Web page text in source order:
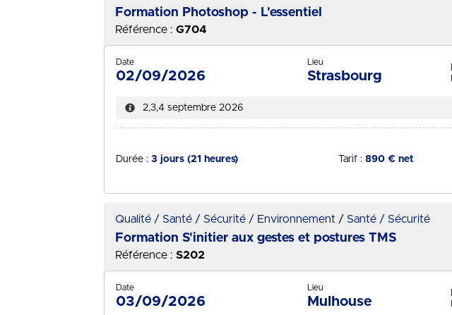
Formation Photoshop - L'essentiel
Référence : G704
Date
02/09/2026
Lieu
Strasbourg
2,3,4 septembre 2026
Durée : 3 jours (21 heures) Tarif : 890 € net
Qualité / Santé / Sécurité / Environnement Santé / Sécurité
Formation S'initier aux gestes et postures TMS
Référence : S202
Date
03/09/2026
Lieu
Mulhouse